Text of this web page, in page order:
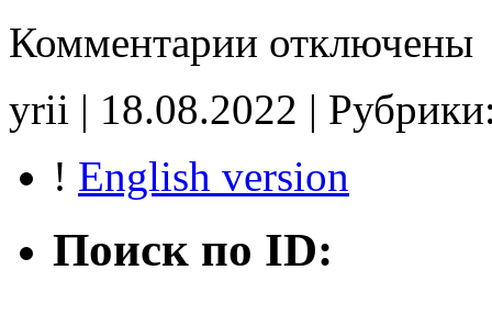
Комментарии записи
CHK(ok)
отключены
yrii | 18.08.2022 |
! English version
Поиск по ID: